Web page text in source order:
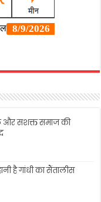
और सशक्त समाज की
है गांधी का सैंतालीस